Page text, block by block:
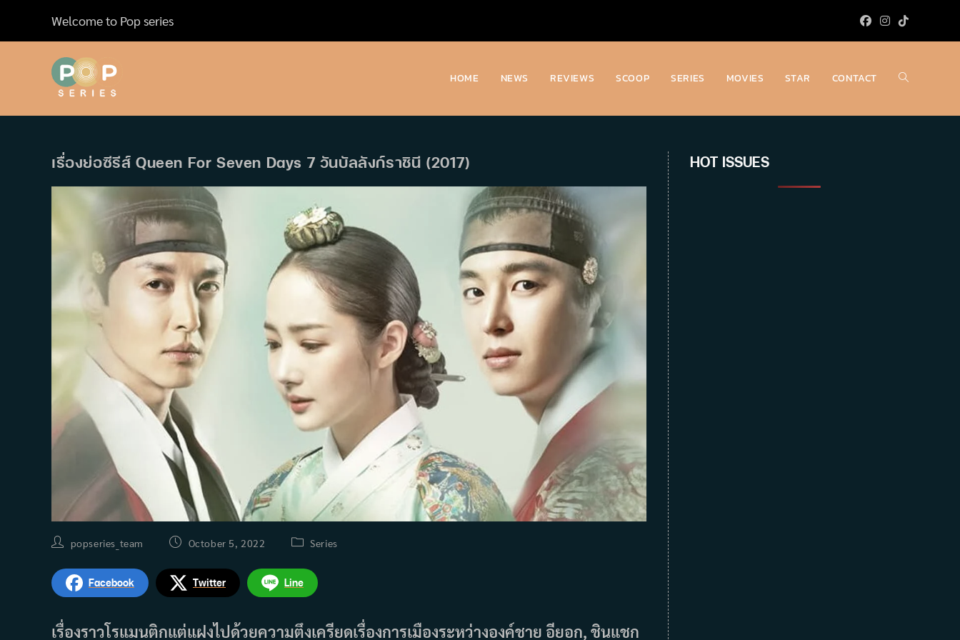
content
Welcome to Pop series
HOME NEWS REVIEWS SCOOP SERIES MOVIES STAR CONTACT Toggle
เรื่องย่อซีรีส์ Queen For Seven Days 7 วันบัลลังก์ราชินี (2017)
Postpopseries_team
PostOctober 5, 2022
PostSeries
Facebook Twitter Line
เรื่องราวโรแมนติกแต่แฝงไปด้วยความตึงเครียดเรื่องการเมืองระหว่างองค์ชาย อียอก, ชินแชก
HOT ISSUES